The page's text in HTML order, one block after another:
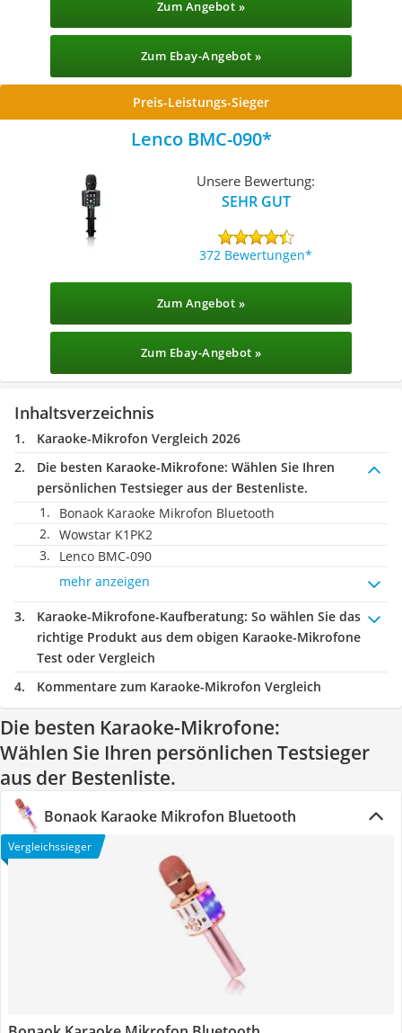
Zum Angebot »
Zum Ebay-Angebot »
Preis-Leistungs-Sieger
Lenco BMC-090
Unsere Bewertung:
SEHR GUT
372 Bewertungen
Zum Angebot »
Zum Ebay-Angebot »
Inhaltsverzeichnis
Karaoke-Mikrofon Vergleich 2026
Die besten Karaoke-Mikrofone: Wählen Sie Ihren
persönlichen Testsieger aus der Bestenliste.
Bonaok Karaoke Mikrofon Bluetooth
Wowstar K1PK2
Lenco BMC-090
mehr anzeigen
Karaoke-Mikrofone-Kaufberatung: So wählen Sie das
richtige Produkt aus dem obigen Karaoke-Mikrofone
Test oder Vergleich
Kommentare zum Karaoke-Mikrofon Vergleich
Die besten Karaoke-Mikrofone:
Wählen Sie Ihren persönlichen Testsieger
aus der Bestenliste.
Bonaok Karaoke Mikrofon Bluetooth
Vergleichssieger